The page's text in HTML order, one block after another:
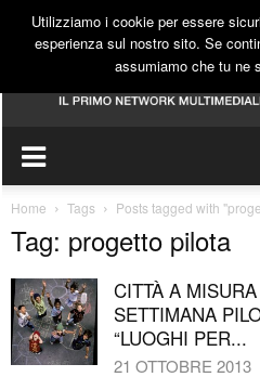
Home Tags Posts tagged with
Tag: progetto pilota
CITTÀ A
SETTIMANA
“LUOGHI PER...
21 OTTOBRE 2013
Utilizziamo i cookie per essere
esperienza sul nostro sito. Se
assumiamo che tu ne